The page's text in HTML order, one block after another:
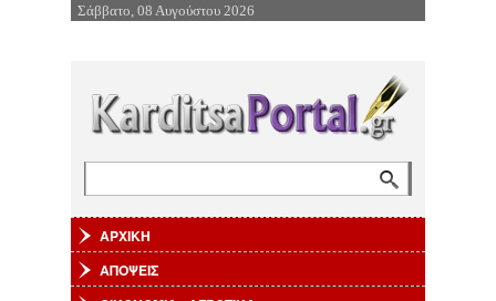
Επιστροφή στην Πλοήγηση
Σάββατο, 08 Αυγούστου 2026
ΑΡΧΙΚΗ
ΑΠΟΨΕΙΣ